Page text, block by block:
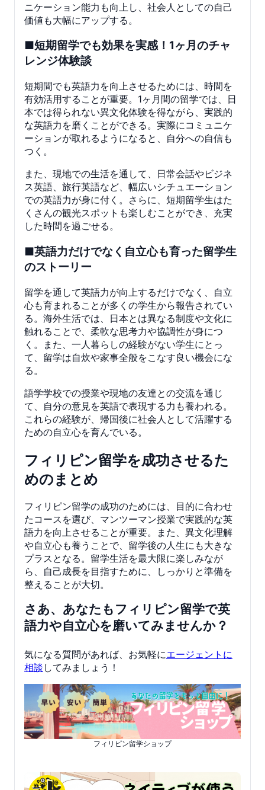
ニケーション能力も向上し、社会人としての自己
価値も大幅にアップする。
■短期留学でも効果を実感！1ヶ月のチャ
レンジ体験談
短期間でも英語力を向上させるためには、時間を
有効活用することが重要。1ヶ月間の留学では、日
本では得られない異文化体験を得ながら、実践的
な英語力を磨くことができる。実際にコミュニケ
ーションが取れるようになると、自分への自信も
つく。
また、現地での生活を通して、日常会話やビジネ
ス英語、旅行英語など、幅広いシチュエーション
での英語力が身に付く。さらに、短期留学生はた
くさんの観光スポットも楽しむことができ、充実
した時間を過ごせる。
■英語力だけでなく自立心も育った留学生
のストーリー
留学を通して英語力が向上するだけでなく、自立
心も育まれることが多くの学生から報告されてい
る。海外生活では、日本とは異なる制度や文化に
触れることで、柔軟な思考力や協調性が身につ
く。また、一人暮らしの経験がない学生にとっ
て、留学は自炊や家事全般をこなす良い機会にな
る。
語学学校での授業や現地の友達との交流を通じ
て、自分の意見を英語で表現する力も養われる。
これらの経験が、帰国後に社会人として活躍する
ための自立心を育んでいる。
フィリピン留学を成功させるた
めのまとめ
フィリピン留学の成功のためには、目的に合わせ
たコースを選び、マンツーマン授業で実践的な英
語力を向上させることが重要。また、異文化理解
や自立心も養うことで、留学後の人生にも大きな
プラスとなる。留学生活を最大限に楽しみなが
ら、自己成長を目指すために、しっかりと準備を
整えることが大切。
さあ、あなたもフィリピン留学で英
語力や自立心を磨いてみませんか？
気になる質問があれば、お気軽にエージェントに
相談 してみましょう！
フィリピン留学ショップ